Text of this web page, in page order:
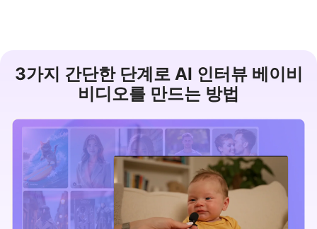
3가지 간단한 단계로 AI 인터뷰 베이비
비디오를 만드는 방법